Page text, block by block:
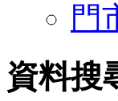
門
資料搜